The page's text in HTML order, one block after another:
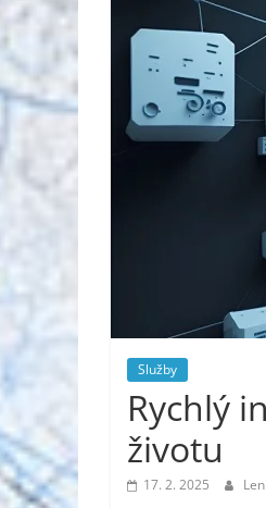
Služby
Rychlý
životu
17. 2. 2025